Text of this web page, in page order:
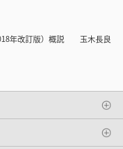
年改訂版）概説 玉木長良